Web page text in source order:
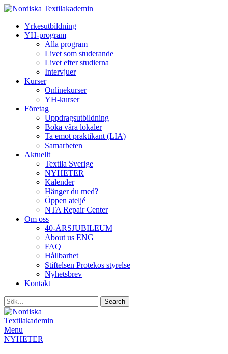
Yrkesutbildning
YH-program
Alla program
Livet som studerande
Livet efter studierna
Intervjuer
Kurser
Onlinekurser
YH-kurser
Företag
Uppdragsutbildning
Boka våra lokaler
Ta emot praktikant (LIA)
Samarbeten
Aktuellt
Textila Sverige
NYHETER
Kalender
Hänger du med?
Öppen ateljé
NTA Repair Center
Om oss
40-ÅRSJUBILEUM
About us ENG
FAQ
Hållbarhet
Stiftelsen Protekos styrelse
Nyhetsbrev
Kontakt
Search
Menu
NYHETER